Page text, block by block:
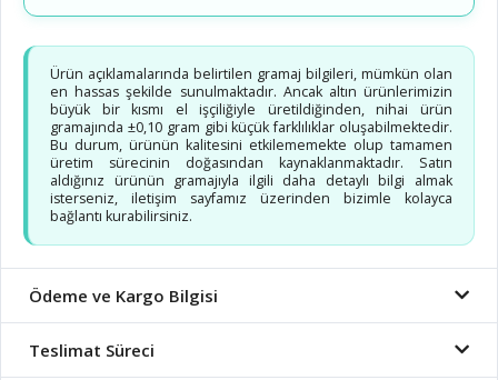
Ürün açıklamalarında belirtilen gramaj bilgileri, mümkün olan
en hassas şekilde sunulmaktadır. Ancak altın ürünlerimizin
büyük bir kısmı el işçiliğiyle üretildiğinden, nihai ürün
gramajında ±0,10 gram gibi küçük farklılıklar oluşabilmektedir.
Bu durum, ürünün kalitesini etkilememekte olup tamamen
üretim sürecinin doğasından kaynaklanmaktadır. Satın
aldığınız ürünün gramajıyla ilgili daha detaylı bilgi almak
isterseniz, iletişim sayfamız üzerinden bizimle kolayca
bağlantı kurabilirsiniz.
Ödeme ve Kargo Bilgisi
Teslimat Süreci